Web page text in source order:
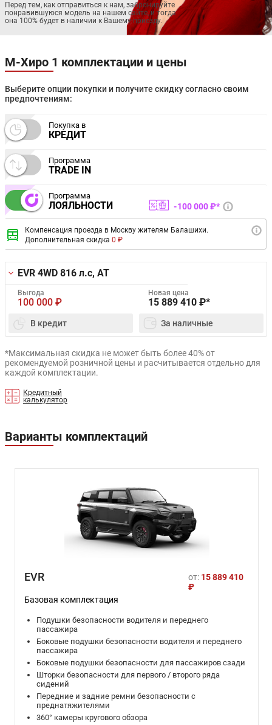
Перед тем, как отправиться к нам, забронируйте
понравившуюся модель на нашем сайте, и тогда
она 100% будет в наличии к Вашему приезду.
М-Хиро 1 комплектации и цены
Выберите опции покупки и получите скидку согласно своим
предпочтениям:
Покупка в
КРЕДИТ
Программа
TRADE IN
Программа
ЛОЯЛЬНОСТИ 100 000 ₽*
Компенсация проезда в Москву жителям Балашихи.
Дополнительная скидка 0 ₽
EVR 4WD 816 л.с, AT
Выгода
100 000 ₽
Новая цена
15 889 410 ₽*
В кредит За наличные
*Максимальная скидка не может быть более 40% от
рекомендуемой розничной цены и расчитывается отдельно для
каждой комплектации.
Кредитный
калькулятор
Варианты комплектаций
EVR от: 15 889 410
₽
Базовая комплектация
Подушки безопасности водителя и переднего
пассажира
Боковые подушки безопасности водителя и переднего
пассажира
Боковые подушки безопасности для пассажиров сзади
Шторки безопасности для первого / второго ряда
сидений
Передние и задние ремни безопасности с
преднатяжителями
360° камеры кругового обзора